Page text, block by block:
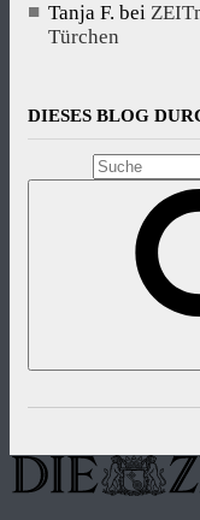
Tanja F. bei
Türchen
DIESES BLOG